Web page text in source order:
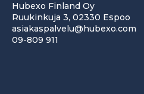
Hubexo Finland Oy
Ruukinkuja 3, 02330 Espoo
asiakaspalvelu@hubexo.com
09-809 911